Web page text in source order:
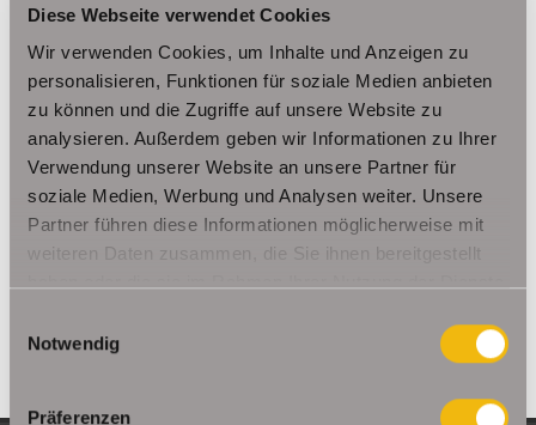
Diese Webseite verwendet Cookies
Wir verwenden Cookies, um Inhalte und Anzeigen zu
personalisieren, Funktionen für soziale Medien anbieten
zu können und die Zugriffe auf unsere Website zu
analysieren. Außerdem geben wir Informationen zu Ihrer
Verwendung unserer Website an unsere Partner für
soziale Medien, Werbung und Analysen weiter. Unsere
Partner führen diese Informationen möglicherweise mit
weiteren Daten zusammen, die Sie ihnen bereitgestellt
Notwendig
Präferenzen
Ohrdruf Riethnordhausen Ruhla
Saalfeld/Saale / Remschütz Steinbach-Hallenberg/ Viernau
Tonna / Gräfentonna Udestedt
Unstrut- Hainich /Großengottern
Weimar / Legefeld
Immo Am Ettersberg Haus Am Ettersberg Häuser Am Ettersberg
kaufen Am Ettersberg Immobilie Am Ettersberg Immobilien Am
Ettersberg
Hauskauf Am Ettersberg
Immobilienkauf Am